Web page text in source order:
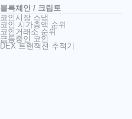
블록체인 / 크립토
코인시장 스냅
코인 시가총액 순위
코인거래소 순위
급등중인 코인
DEX 트랜잭션 추적기